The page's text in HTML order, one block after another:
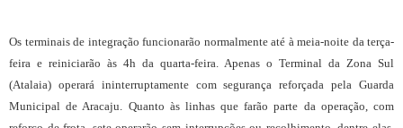
Os terminais de integração funcionarão normalmente até à meia-noite da terça-
feira e reiniciarão às 4h da quarta-feira. Apenas o Terminal da Zona Sul
(Atalaia) operará ininterruptamente com segurança reforçada pela Guarda
Municipal de Aracaju. Quanto às linhas que farão parte da operação, com